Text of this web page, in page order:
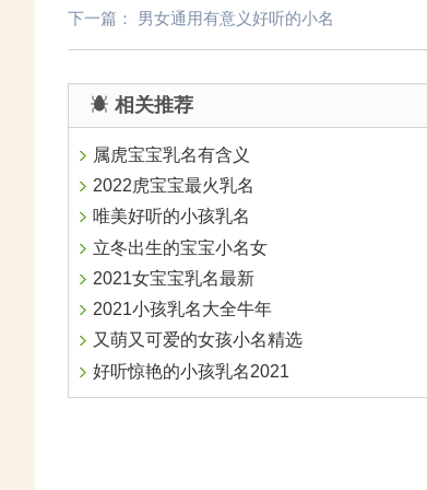
下一篇： 男女通用有意义好听的小名
相关推荐
属虎宝宝乳名有含义
2022虎宝宝最火乳名
唯美好听的小孩乳名
立冬出生的宝宝小名女
2021女宝宝乳名最新
2021小孩乳名大全牛年
又萌又可爱的女孩小名精选
好听惊艳的小孩乳名2021